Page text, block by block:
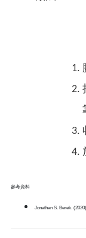
參考資料
Jonathan S. Berek.